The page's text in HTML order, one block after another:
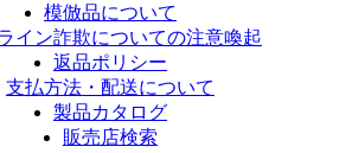
模倣品について
イン詐欺についての注意喚起
返品ポリシー
支払方法・配送について
製品カタログ
販売店検索